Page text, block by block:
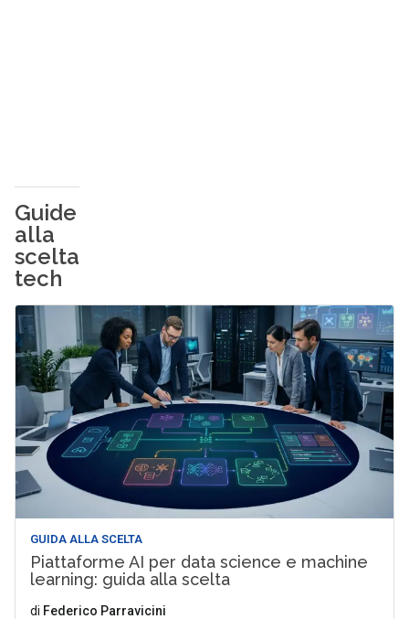
Guide
alla
scelta
tech
GUIDA ALLA SCELTA
Piattaforme AI per data science e machine
learning: guida alla scelta
di Federico Parravicini